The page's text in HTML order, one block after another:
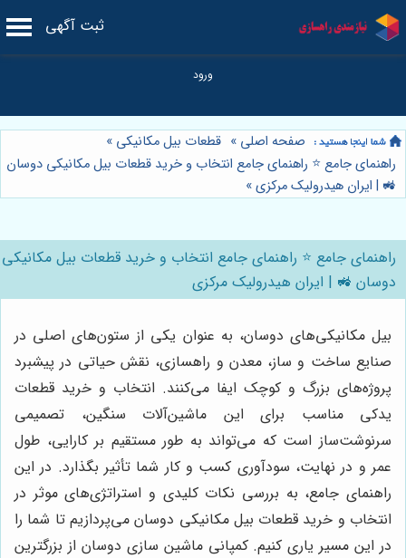
ثبت آگهی
صفحه اصلی » قطعات بیل مکانیکی »
راهنمای جامع ⭐️ راهنمای جامع انتخاب و خرید قطعات بیل مکانیکی دوسان
🚜 | ایران هیدرولیک مرکزی»
راهنمای جامع ⭐️ راهنمای جامع انتخاب و خرید قطعات بیل مکانیکی
دوسان 🚜 | ایران هیدرولیک مرکزی
بیل مکانیکی‌های دوسان، به عنوان یکی از ستون‌های اصلی در
صنایع ساخت و ساز، معدن و راهسازی، نقش حیاتی در پیشبرد
پروژه‌های بزرگ و کوچک ایفا می‌کنند. انتخاب و خرید قطعات
یدکی مناسب برای این ماشین‌آلات سنگین، تصمیمی
سرنوشت‌ساز است که می‌تواند به طور مستقیم بر کارایی، طول
عمر و در نهایت، سودآوری کسب و کار شما تأثیر بگذارد. در این
راهنمای جامع، به بررسی نکات کلیدی و استراتژی‌های موثر در
انتخاب و خرید قطعات بیل مکانیکی دوسان می‌پردازیم تا شما را
در این مسیر یاری کنیم. کمپانی ماشین سازی دوسان از بزرگترین